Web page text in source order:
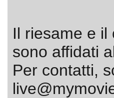
Il riesame e
sono affidati
Per contatti,